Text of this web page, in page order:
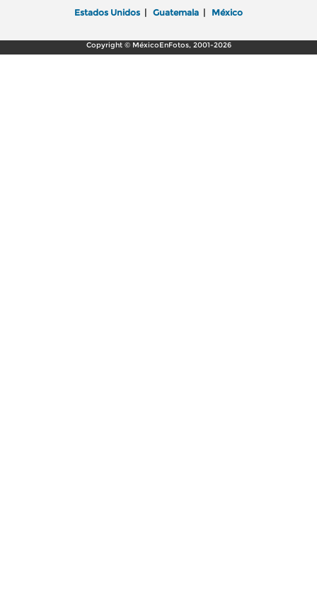
Estados Unidos | Guatemala | México
Copyright © MéxicoEnFotos, 2001-2026